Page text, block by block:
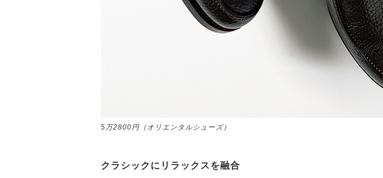
5万2800円（オリエンタルシューズ）
クラシックにリラックスを融合